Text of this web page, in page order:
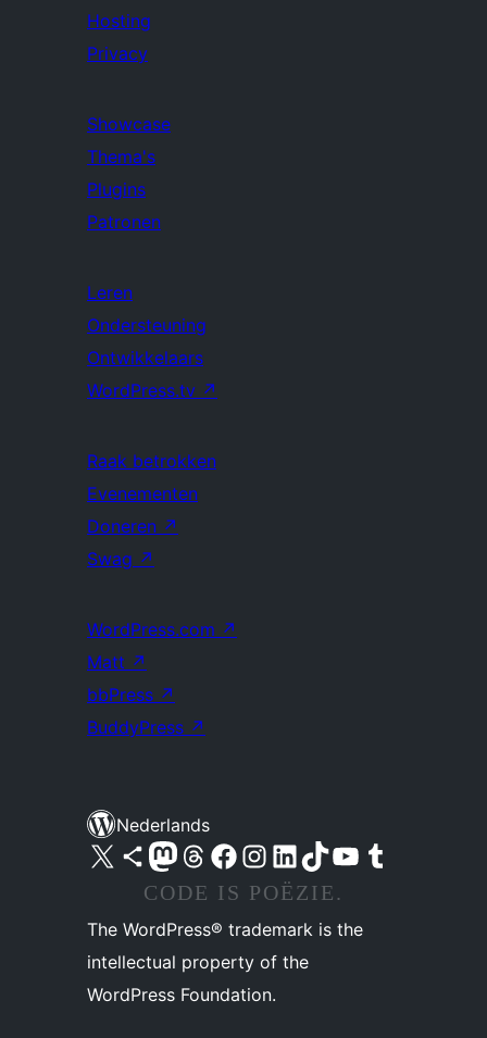
Hosting
Privacy
Showcase
Thema's
Plugins
Patronen
Leren
Ondersteuning
Ontwikkelaars
WordPress.tv ↗
Raak betrokken
Evenementen
Doneren ↗
Swag ↗
WordPress.com ↗
Matt ↗
bbPress ↗
BuddyPress ↗
Nederlands
Bezoek ons X (voorheen Twitter) account
Bezoek ons Bluesky account
Bezoek ons Mastodon account
Bezoek ons Threads account
Onze Facebook pagina bezoeken
Bezoek ons Instagram account
Bezoek ons LinkedIn account
Bezoek ons TikTok account
Bezoek ons YouTube kanaalBezoek ons Tumblr account
CODE IS POËZIE.
The WordPress® trademark is the
intellectual property of the
WordPress Foundation.